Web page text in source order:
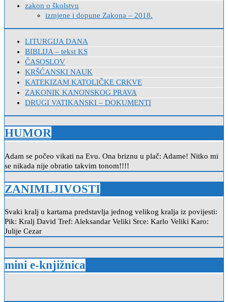
zakon o školstvu
izmjene i dopune Zakona – 2018.
LITURGIJA DANA
BIBLIJA – tekst KS
ČASOSLOV
KRŠĆANSKI NAUK
KATEKIZAM KATOLIČKE CRKVE
ZAKONIK KANONSKOG PRAVA
DRUGI VATIKANSKI – DOKUMENTI
HUMOR
Adam se počeo vikati na Evu. Ona briznu u plač: Adame! Nitko mi
se nikada nije obratio takvim tonom!!!!
ZANIMLJIVOSTI
Svaki kralj u kartama predstavlja jednog velikog kralja iz povijesti:
Pik: Kralj David Tref: Aleksandar Veliki Srce: Karlo Veliki Karo:
Julije Cezar
mini e-knjižnica